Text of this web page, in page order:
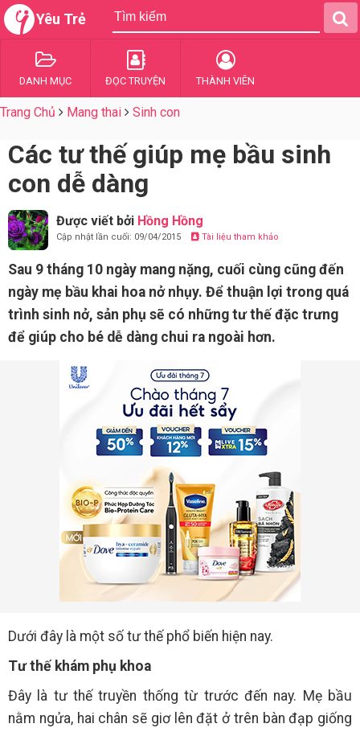
Yêu Trẻ
DANH MỤC ĐỌC TRUYỆN THÀNH VIÊN
Trang Chủ Mang thai Sinh con
Các tư thế giúp mẹ bầu sinh
con dễ dàng
Được viết bởi Hồng Hồng
Cập nhật lần cuối: 09/04/2015 Tài liệu tham khảo
Sau 9 tháng 10 ngày mang nặng, cuối cùng cũng đến
ngày mẹ bầu khai hoa nở nhụy. Để thuận lợi trong quá
trình sinh nở, sản phụ sẽ có những tư thế đặc trưng
để giúp cho bé dễ dàng chui ra ngoài hơn.
Dưới đây là một số tư thế phổ biến hiện nay.
Tư thế khám phụ khoa
Đây là tư thế truyền thống từ trước đến nay. Mẹ bầu
nằm ngửa, hai chân sẽ giơ lên đặt ở trên bàn đạp giống